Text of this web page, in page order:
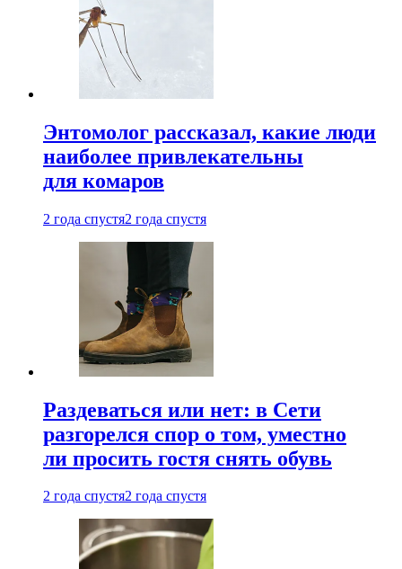
Энтомолог рассказал, какие люди
наиболее привлекательны
для комаров
2 года спустя2 года спустя
Раздеваться или нет: в Сети
разгорелся спор о том, уместно
ли просить гостя снять обувь
2 года спустя2 года спустя